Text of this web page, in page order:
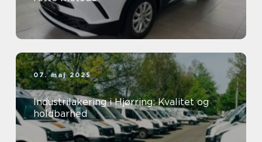
07. maj 2025
Industrilakering i Hjørring: Kvalitet og
holdbarhed